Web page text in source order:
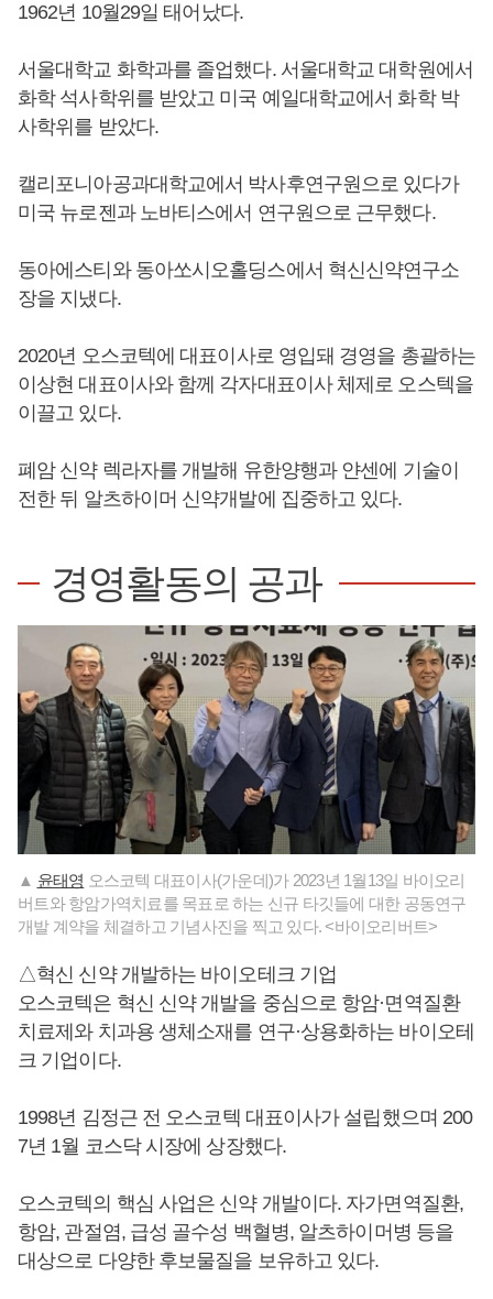
1962년 10월29일 태어났다.
서울대학교 화학과를 졸업했다. 서울대학교 대학원에서
화학 석사학위를 받았고 미국 예일대학교에서 화학 박
사학위를 받았다.
캘리포니아공과대학교에서 박사후연구원으로 있다가
미국 뉴로젠과 노바티스에서 연구원으로 근무했다.
동아에스티와 동아쏘시오홀딩스에서 혁신신약연구소
장을 지냈다.
2020년 오스코텍에 대표이사로 영입돼 경영을 총괄하는
이상현 대표이사와 함께 각자대표이사 체제로 오스텍을
이끌고 있다.
폐암 신약 렉라자를 개발해 유한양행과 얀센에 기술이
전한 뒤 알츠하이머 신약개발에 집중하고 있다.
경영활동의 공과
▲ 윤태영 오스코텍 대표이사(가운데)가 2023년 1월13일 바이오리
버트와 항암가역치료를 목표로 하는 신규 타깃들에 대한 공동연구
개발 계약을 체결하고 기념사진을 찍고 있다. <바이오리버트>
△혁신 신약 개발하는 바이오테크 기업
오스코텍은 혁신 신약 개발을 중심으로 항암·면역질환
치료제와 치과용 생체소재를 연구·상용화하는 바이오테
크 기업이다.
1998년 김정근 전 오스코텍 대표이사가 설립했으며 200
7년 1월 코스닥 시장에 상장했다.
오스코텍의 핵심 사업은 신약 개발이다. 자가면역질환,
항암, 관절염, 급성 골수성 백혈병, 알츠하이머병 등을
대상으로 다양한 후보물질을 보유하고 있다.